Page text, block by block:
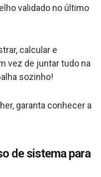
validado no último
calcular e
vez de juntar tudo na
sozinho!
garanta conhecer a
de sistema para